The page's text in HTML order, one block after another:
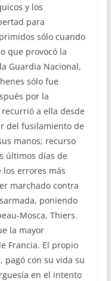
y los
para
sólo cuando
que provocó la
Guardia Nacional,
sólo fue
por la
a ella desde
del fusilamiento de
manos; recurso
últimos días de
errores más
marchado contra
poniendo
Mosca, Thiers.
la mayor
Francia. El propio
pagó con su vida su
en el intento